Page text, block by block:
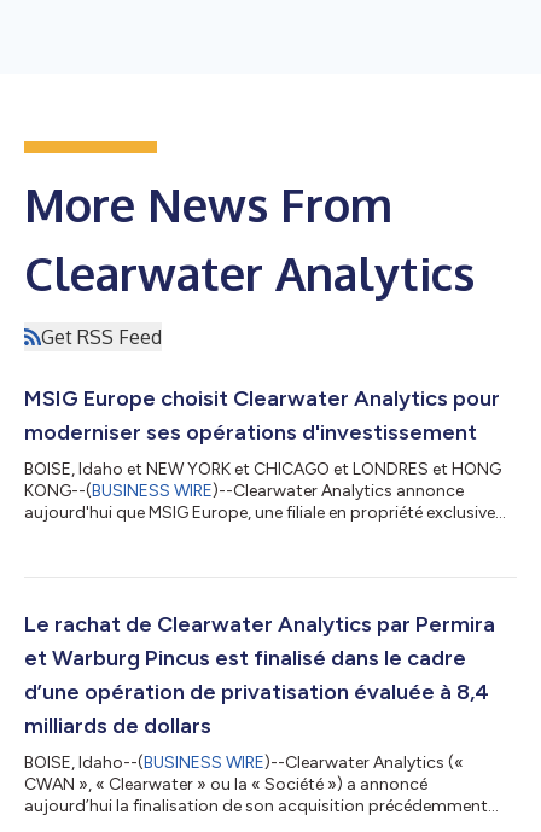
More News From
Clearwater Analytics
Get RSS Feed
MSIG Europe choisit Clearwater Analytics pour
moderniser ses opérations d'investissement
BOISE, Idaho et NEW YORK et CHICAGO et LONDRES et HONG
KONG--(BUSINESS WIRE)--Clearwater Analytics annonce
aujourd'hui que MSIG Europe, une filiale en propriété exclusive
tout au long du cycle de vie de l'investissement et répondre aux
compris le plan comptable minimum normalisé (PCMN) en
Le rachat de Clearwater Analytics par Permira
et Warburg Pincus est finalisé dans le cadre
d’une opération de privatisation évaluée à 8,4
milliards de dollars
BOISE, Idaho--(BUSINESS WIRE)--Clearwater Analytics («
CWAN », « Clearwater » ou la « Société ») a annoncé
aujourd’hui la finalisation de son acquisition précédemment